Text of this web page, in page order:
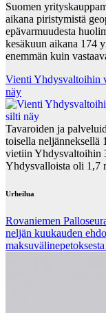
Suomen
aikana piristymistä
epävarmuudesta
kesäkuun aikana 174
enemmän kuin
Vienti Yhdysvaltoihin
näy
Tavaroiden ja
toisella neljänneksellä
vietiin Yhdysvaltoihin
Yhdysvalloista oli 1,7
Urheilua
Rovaniemen
neljän kuu­kau­den